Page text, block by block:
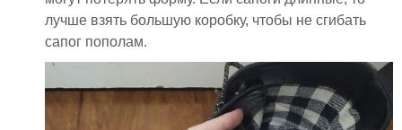
лучше взять большую коробку, чтобы не сгибать
сапог пополам.